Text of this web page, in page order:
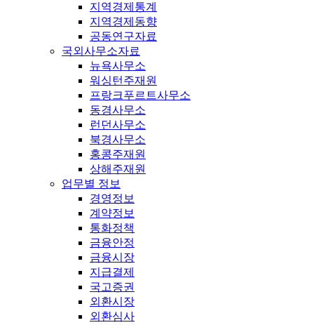
지역경제통계
지역경제동향
공동연구자료
국외사무소자료
뉴욕사무소
워싱턴주재원
프랑크푸르트사무소
동경사무소
런던사무소
북경사무소
홍콩주재원
상해주재원
업무별 정보
경영정보
계약정보
통화정책
금융안정
금융시장
지급결제
국고증권
외환시장
외환심사